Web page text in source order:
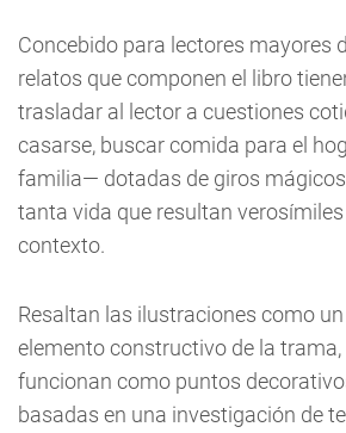
Concebido para lectores mayores
relatos que componen el libro
trasladar al lector a cuestiones
casarse, buscar comida para el
familia— dotadas de giros
tanta vida que resultan
contexto.
Resaltan las ilustraciones como
elemento constructivo de la
funcionan como puntos
basadas en una investigación de